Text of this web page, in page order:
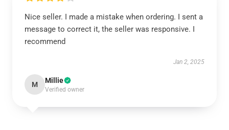
Nice seller. I made a mistake when ordering. I sent a
message to correct it, the seller was responsive. I
recommend
Jan 2, 2025
M Millie
Verified owner